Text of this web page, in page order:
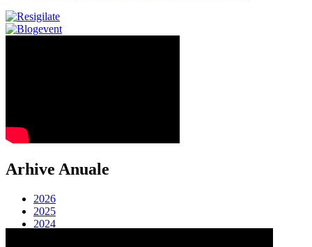
Arhive Anuale
2026
2025
2024